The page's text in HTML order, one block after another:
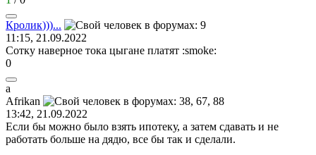
Кролик)))...
11:15, 21.09.2022
Сотку наверное тока цыгане платят :smoke:
0
a
Afrikan
13:42, 21.09.2022
Если бы можно было взять ипотеку, а затем сдавать и не
работать больше на дядю, все бы так и сделали.